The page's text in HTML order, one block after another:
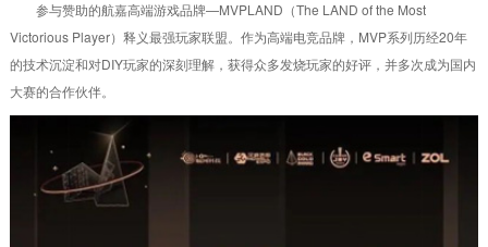
参与赞助的航嘉高端游戏品牌—MVPLAND（The LAND of the Most
Victorious Player）释义最强玩家联盟。作为高端电竞品牌，MVP系列历经20年
的技术沉淀和对DIY玩家的深刻理解，获得众多发烧玩家的好评，并多次成为国内
大赛的合作伙伴。